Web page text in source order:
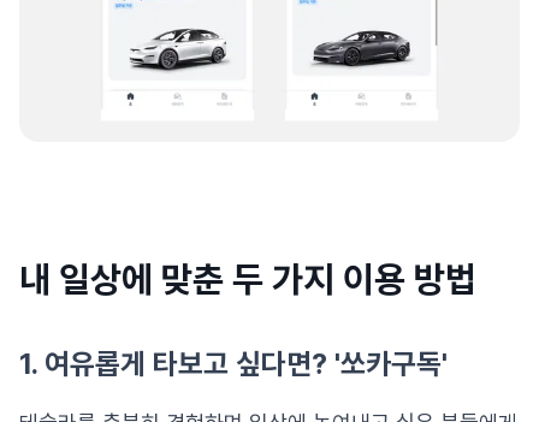
내 일상에 맞춘 두 가지 이용 방법
1. 여유롭게 타보고 싶다면? '쏘카구독'